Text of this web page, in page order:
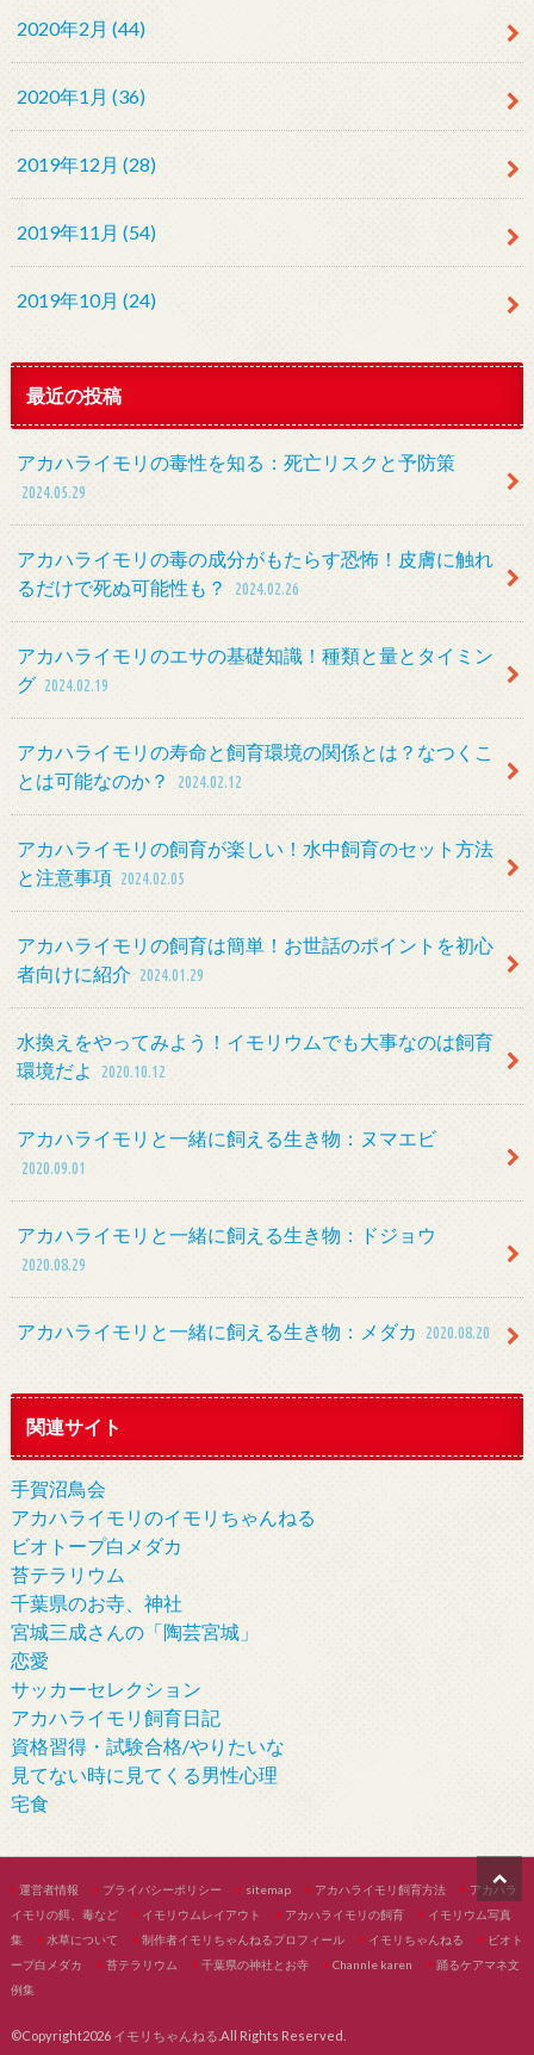
2020年2月 (44)
2020年1月 (36)
2019年12月 (28)
2019年11月 (54)
2019年10月 (24)
最近の投稿
アカハライモリの毒性を知る：死亡リスクと予防策
2024.05.29
アカハライモリの毒の成分がもたらす恐怖！皮膚に触れ
るだけで死ぬ可能性も？
2024.02.26
アカハライモリのエサの基礎知識！種類と量とタイミン
グ 2024.02.19
アカハライモリの寿命と飼育環境の関係とは？なつくこ
とは可能なのか？
2024.02.12
アカハライモリの飼育が楽しい！水中飼育のセット方法
と注意事項 2024.02.05
アカハライモリの飼育は簡単！お世話のポイントを初心
者向けに紹介 2024.01.29
水換えをやってみよう！イモリウムでも大事なのは飼育
環境だよ
2020.10.12
アカハライモリと一緒に飼える生き物：ヌマエビ
2020.09.01
アカハライモリと一緒に飼える生き物：ドジョウ
2020.08.29
アカハライモリと一緒に飼える生き物：メダカ 2020.08.20
関連サイト
手賀沼鳥会
アカハライモリのイモリちゃんねる
ビオトープ白メダカ
苔テラリウム
千葉県のお寺、神社
宮城三成さんの「陶芸宮城」
恋愛
サッカーセレクション
アカハライモリ飼育日記
資格習得・試験合格/やりたいな
見てない時に見てくる男性心理
宅食
運営者情報 プライバシーポリシー sitemap アカハライモリ飼育方法
アカハラ
イモリの餌、毒など
イモリウムレイアウト アカハライモリの飼育
イモリウム写真
集
水草について 制作者イモリちゃんねるプロフィール イモリちゃんねる
ビオト
ープ白メダカ
苔テラリウム 千葉県の神社とお寺 Channle karen
踊るケアマネ文
例集
©Copyright2026 イモリちゃんねる .All Rights Reserved.